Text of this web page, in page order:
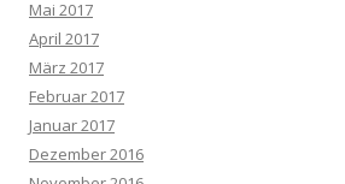
Mai 2017
April 2017
März 2017
Februar 2017
Januar 2017
Dezember 2016